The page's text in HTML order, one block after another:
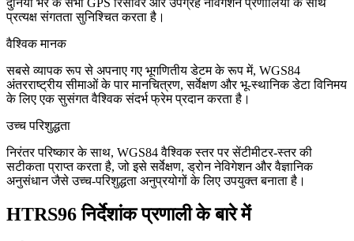
प्रत्यक्ष संगतता सुनिश्चित करता है।
वैश्विक मानक
सबसे व्यापक रूप से अपनाए गए भूगणितीय डेटम के रूप में, WGS84
अंतरराष्ट्रीय सीमाओं के पार मानचित्रण, सर्वेक्षण और भू-स्थानिक डेटा विनिमय
के लिए एक सुसंगत वैश्विक संदर्भ फ्रेम प्रदान करता है।
उच्च परिशुद्धता
निरंतर परिष्कार के साथ, WGS84 वैश्विक स्तर पर सेंटीमीटर-स्तर की
सटीकता प्राप्त करता है, जो इसे सर्वेक्षण, ड्रोन नेविगेशन और वैज्ञानिक
अनुसंधान जैसे उच्च-परिशुद्धता अनुप्रयोगों के लिए उपयुक्त बनाता है।
HTRS96 निर्देशांक प्रणाली के बारे में